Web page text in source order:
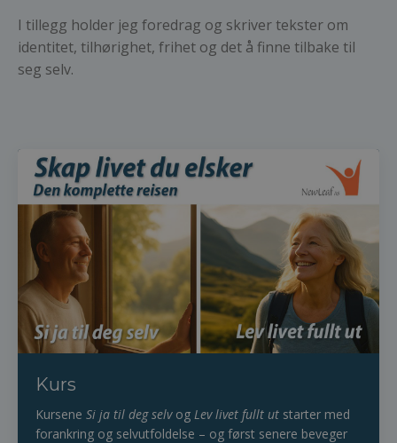
I tillegg holder jeg foredrag og skriver tekster om
identitet, tilhørighet, frihet og det å finne tilbake til
seg selv.
Kurs
Kursene Si ja til deg selvog Lev livet fullt ut starter med
forankring og selvutfoldelse – og først senere beveger